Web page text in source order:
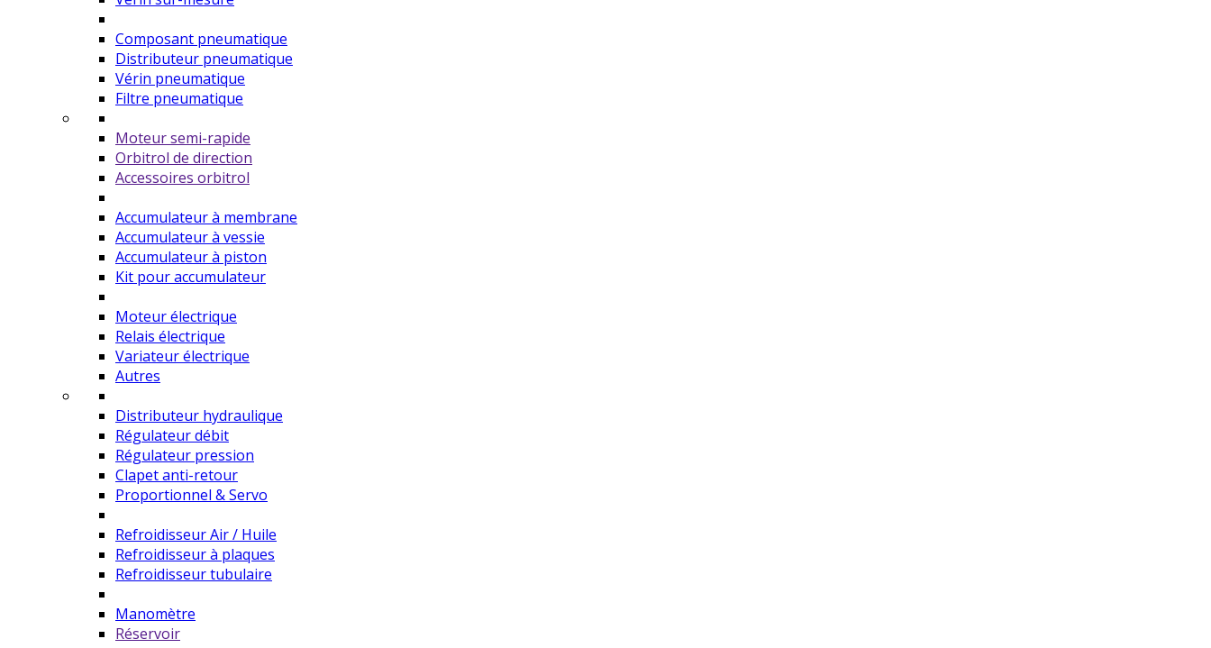
Composant pneumatique
Distributeur pneumatique
Vérin pneumatique
Filtre pneumatique
Moteur semi-rapide
Orbitrol de direction
Accessoires orbitrol
Accumulateur à membrane
Accumulateur à vessie
Accumulateur à piston
Kit pour accumulateur
Moteur électrique
Relais électrique
Variateur électrique
Autres
Distributeur hydraulique
Régulateur débit
Régulateur pression
Clapet anti-retour
Proportionnel & Servo
Refroidisseur Air / Huile
Refroidisseur à plaques
Refroidisseur tubulaire
Manomètre
Réservoir